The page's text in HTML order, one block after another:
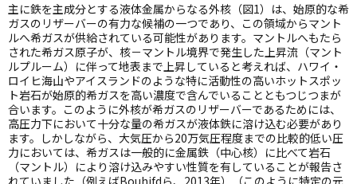
主に鉄を主成分とする液体金属からなる外核（図1）は、始原的な希
ガスのリザーバーの有力な候補の一つであり、この領域からマント
ルへ希ガスが供給されている可能性があります。マントルへもたら
された希ガス原子が、核－マントル境界で発生した上昇流（マント
ルプルーム）に伴って地表まで上昇していると考えれば、ハワイ・
ロイヒ海山やアイスランドのような特に活動性の高いホットスポッ
ト岩石が始原的希ガスを高い濃度で含んでいることともつじつまが
合います。このように外核が希ガスのリザーバーであるためには、
高圧力下において十分な量の希ガスが液体鉄に溶け込む必要があり
ます。しかしながら、大気圧から20万気圧程度までの比較的低い圧
力においては、希ガスは一般的に金属鉄（中心核）に比べて岩石
（マントル）により溶け込みやすい性質を有していることが報告さ